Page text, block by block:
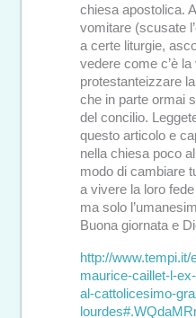
chiesa apostolica.
vomitare (scusate
a certe liturgie,
vedere come c’è la
protestanteizzare
che in parte ormai
del concilio.
questo articolo e
nella chiesa poco
modo di cambiare
a vivere la loro
ma solo
Buona giornata e
http://
maurice-caillet-l-
al-cattolicesimo-